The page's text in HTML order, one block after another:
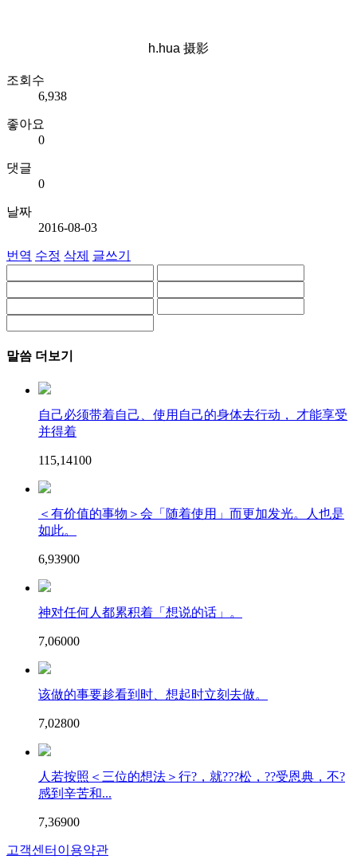
h.hua 摄影
조회수
6,938
좋아요
0
댓글
0
날짜
2016-08-03
번역 수정 삭제 글쓰기
말씀 더보기
自己必须带着自己、使用自己的身体去行动， 才能享受
并得着
115,14100
＜有价值的事物＞会「随着使用」而更加发光。人也是
如此。
6,93900
神对任何人都累积着「想说的话」。
7,06000
该做的事要趁看到时、想起时立刻去做。
7,02800
人若按照＜三位的想法＞行?，就???松，??受恩典，不?
感到辛苦和...
7,36900
고객센터 이용약관